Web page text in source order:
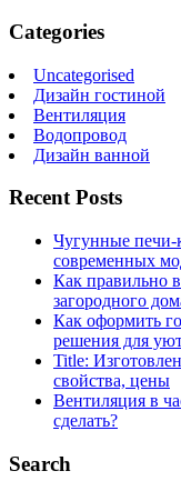
Categories
Uncategorised
Дизайн гостиной
Вентиляция
Водопровод
Дизайн ванной
Recent Posts
Чугунные печи-
современных
Как правильно
загородного
Как оформить
решения для
Title:
свойства, цены
Вентиляция в
сделать?
Search